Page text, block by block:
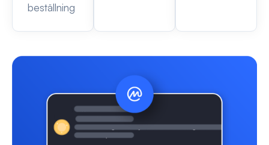
beställning